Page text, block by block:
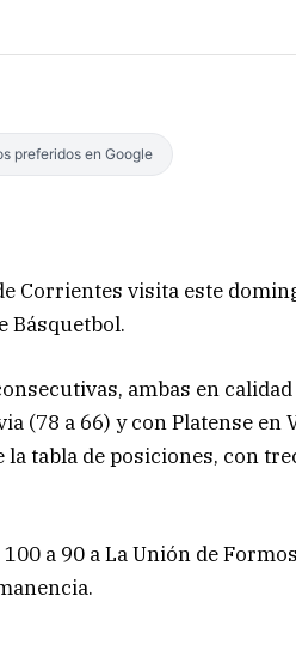
preferidos en Google
Corrientes visita este
Básquetbol.
ambas en
(78 a 66) y con Platense en
tabla de posiciones, con
a 90 a La Unión de